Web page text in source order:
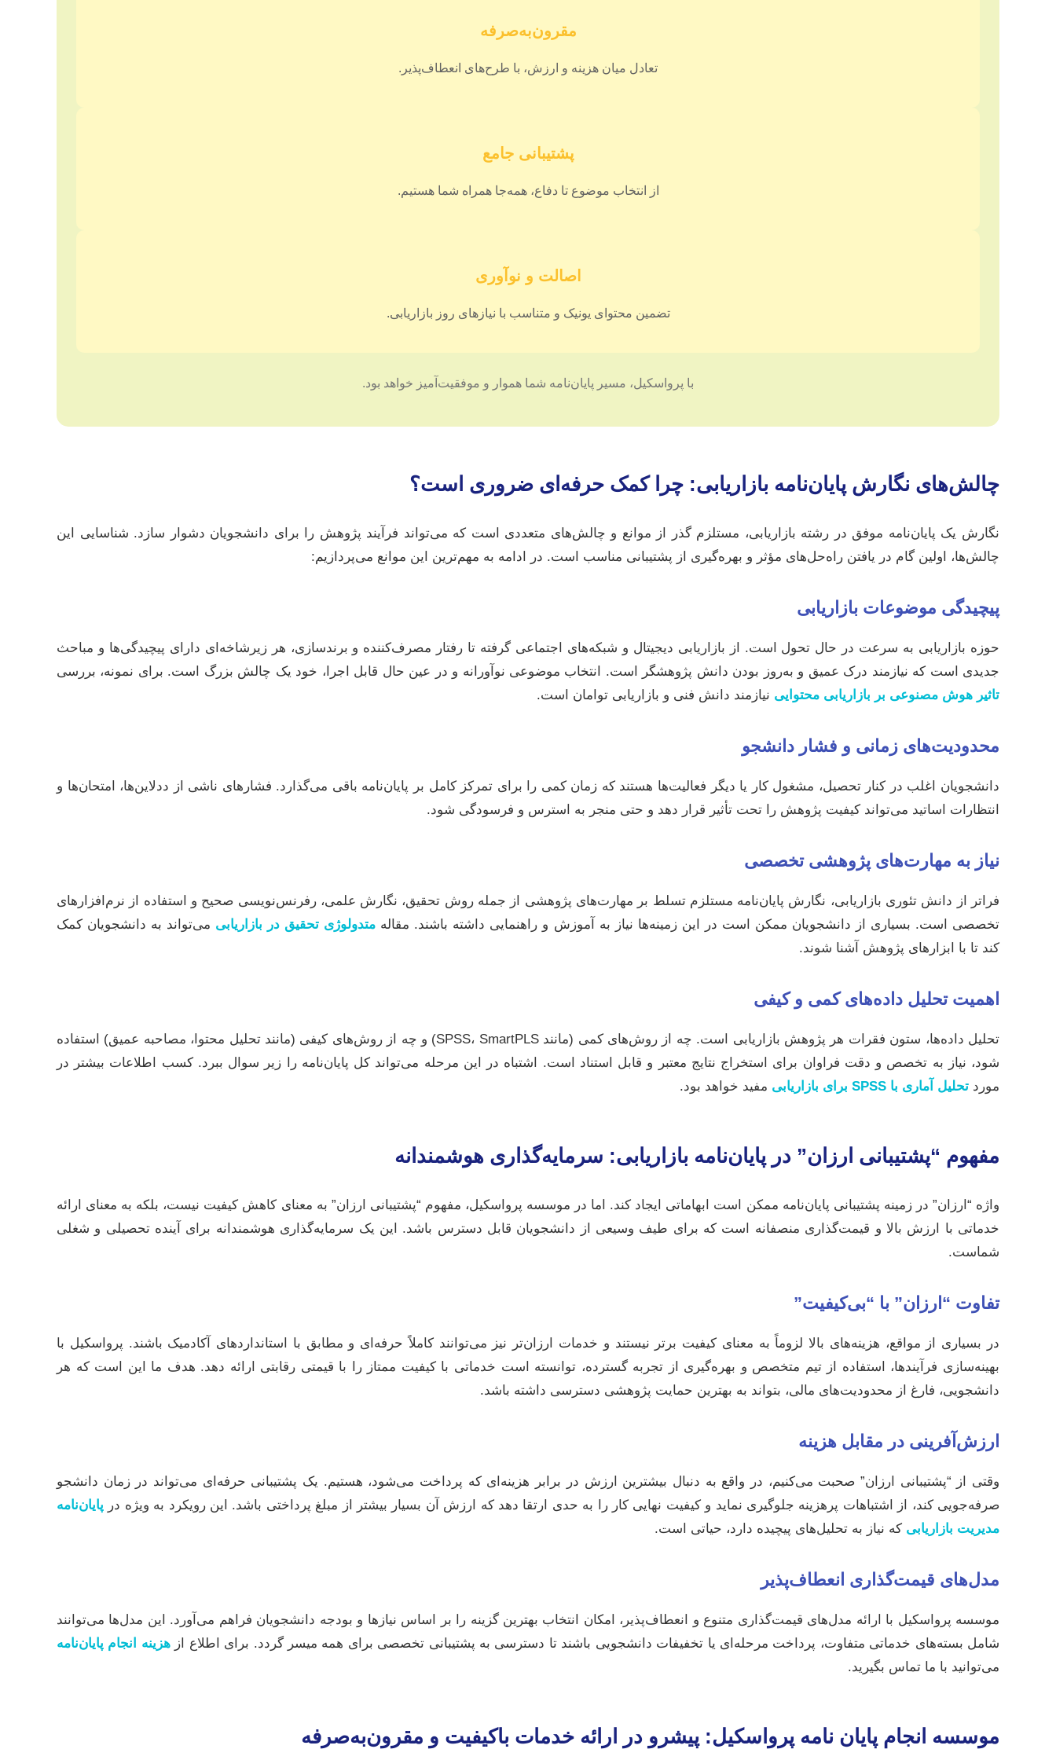
مقرون‌به‌صرفه
تعادل میان هزینه و ارزش، با طرح‌های انعطاف‌پذیر.
پشتیبانی جامع
از انتخاب موضوع تا دفاع، همه‌جا همراه شما هستیم.
اصالت و نوآوری
تضمین محتوای یونیک و متناسب با نیازهای روز بازاریابی.
با پرواسکیل، مسیر پایان‌نامه شما هموار و موفقیت‌آمیز خواهد بود.
چالش‌های نگارش پایان‌نامه بازاریابی: چرا کمک حرفه‌ای ضروری است؟
نگارش یک پایان‌نامه موفق در رشته بازاریابی، مستلزم گذر از موانع و چالش‌های متعددی است که می‌تواند فرآیند پژوهش را برای دانشجویان دشوار سازد. شناسایی این
چالش‌ها، اولین گام در یافتن راه‌حل‌های مؤثر و بهره‌گیری از پشتیبانی مناسب است. در ادامه به مهم‌ترین این موانع می‌پردازیم:
پیچیدگی موضوعات بازاریابی
حوزه بازاریابی به سرعت در حال تحول است. از بازاریابی دیجیتال و شبکه‌های اجتماعی گرفته تا رفتار مصرف‌کننده و برندسازی، هر زیرشاخه‌ای دارای پیچیدگی‌ها و مباحث
جدیدی است که نیازمند درک عمیق و به‌روز بودن دانش پژوهشگر است. انتخاب موضوعی نوآورانه و در عین حال قابل اجرا، خود یک چالش بزرگ است. برای نمونه، بررسی
تاثیر هوش مصنوعی بر بازاریابی محتوایی نیازمند دانش فنی و بازاریابی توامان است.
محدودیت‌های زمانی و فشار دانشجو
دانشجویان اغلب در کنار تحصیل، مشغول کار یا دیگر فعالیت‌ها هستند که زمان کمی را برای تمرکز کامل بر پایان‌نامه باقی می‌گذارد. فشارهای ناشی از ددلاین‌ها، امتحان‌ها و
انتظارات اساتید می‌تواند کیفیت پژوهش را تحت تأثیر قرار دهد و حتی منجر به استرس و فرسودگی شود.
نیاز به مهارت‌های پژوهشی تخصصی
فراتر از دانش تئوری بازاریابی، نگارش پایان‌نامه مستلزم تسلط بر مهارت‌های پژوهشی از جمله روش تحقیق، نگارش علمی، رفرنس‌نویسی صحیح و استفاده از نرم‌افزارهای
تخصصی است. بسیاری از دانشجویان ممکن است در این زمینه‌ها نیاز به آموزش و راهنمایی داشته باشند. مقاله متدولوژی تحقیق در بازاریابی می‌تواند به دانشجویان کمک
کند تا با ابزارهای پژوهش آشنا شوند.
اهمیت تحلیل داده‌های کمی و کیفی
تحلیل داده‌ها، ستون فقرات هر پژوهش بازاریابی است. چه از روش‌های کمی (مانند SPSS، SmartPLS) و چه از روش‌های کیفی (مانند تحلیل محتوا، مصاحبه عمیق) استفاده
شود، نیاز به تخصص و دقت فراوان برای استخراج نتایج معتبر و قابل استناد است. اشتباه در این مرحله می‌تواند کل پایان‌نامه را زیر سوال ببرد. کسب اطلاعات بیشتر در
مورد تحلیل آماری با SPSS برای بازاریابی مفید خواهد بود.
مفهوم “پشتیبانی ارزان” در پایان‌نامه بازاریابی: سرمایه‌گذاری هوشمندانه
واژه “ارزان” در زمینه پشتیبانی پایان‌نامه ممکن است ابهاماتی ایجاد کند. اما در موسسه پرواسکیل، مفهوم “پشتیبانی ارزان” به معنای کاهش کیفیت نیست، بلکه به معنای ارائه
خدماتی با ارزش بالا و قیمت‌گذاری منصفانه است که برای طیف وسیعی از دانشجویان قابل دسترس باشد. این یک سرمایه‌گذاری هوشمندانه برای آینده تحصیلی و شغلی
شماست.
تفاوت “ارزان” با “بی‌کیفیت”
در بسیاری از مواقع، هزینه‌های بالا لزوماً به معنای کیفیت برتر نیستند و خدمات ارزان‌تر نیز می‌توانند کاملاً حرفه‌ای و مطابق با استانداردهای آکادمیک باشند. پرواسکیل با
بهینه‌سازی فرآیندها، استفاده از تیم متخصص و بهره‌گیری از تجربه گسترده، توانسته است خدماتی با کیفیت ممتاز را با قیمتی رقابتی ارائه دهد. هدف ما این است که هر
دانشجویی، فارغ از محدودیت‌های مالی، بتواند به بهترین حمایت پژوهشی دسترسی داشته باشد.
ارزش‌آفرینی در مقابل هزینه
وقتی از “پشتیبانی ارزان” صحبت می‌کنیم، در واقع به دنبال بیشترین ارزش در برابر هزینه‌ای که پرداخت می‌شود، هستیم. یک پشتیبانی حرفه‌ای می‌تواند در زمان دانشجو
صرفه‌جویی کند، از اشتباهات پرهزینه جلوگیری نماید و کیفیت نهایی کار را به حدی ارتقا دهد که ارزش آن بسیار بیشتر از مبلغ پرداختی باشد. این رویکرد به ویژه در پایان‌نامه
مدیریت بازاریابی که نیاز به تحلیل‌های پیچیده دارد، حیاتی است.
مدل‌های قیمت‌گذاری انعطاف‌پذیر
موسسه پرواسکیل با ارائه مدل‌های قیمت‌گذاری متنوع و انعطاف‌پذیر، امکان انتخاب بهترین گزینه را بر اساس نیازها و بودجه دانشجویان فراهم می‌آورد. این مدل‌ها می‌توانند
شامل بسته‌های خدماتی متفاوت، پرداخت مرحله‌ای یا تخفیفات دانشجویی باشند تا دسترسی به پشتیبانی تخصصی برای همه میسر گردد. برای اطلاع ازهزینه انجام پایان‌نامه
می‌توانید با ما تماس بگیرید.
موسسه انجام پایان نامه پرواسکیل: پیشرو در ارائه خدمات باکیفیت و مقرون‌به‌صرفه